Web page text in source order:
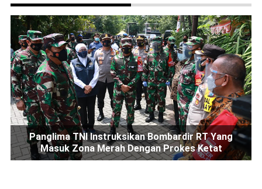
Panglima TNI Instruksikan Bombardir RT Yang
Masuk Zona Merah Dengan Prokes Ketat